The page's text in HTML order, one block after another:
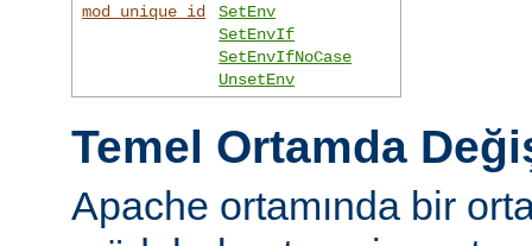
mod_unique_id
SetEnv
SetEnvIf
SetEnvIfNoCase
UnsetEnv
Temel Ortamda
Apache ortamında bir